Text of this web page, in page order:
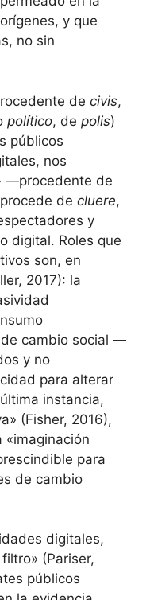
y que
no sin
de civis,
político, de polis)
públicos
nos
—procedente de
de cluere,
y
digital. Roles que
son, en
2017): la
cambio social —
y no
para alterar
instancia,
(Fisher, 2016),
para
de cambio
digitales,
(Pariser,
públicos